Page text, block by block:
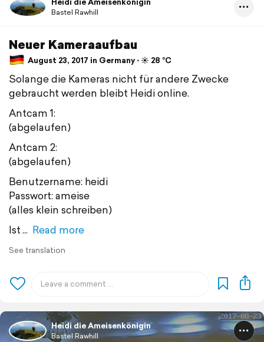
Heidi die Ameisenkönigin
Bastel Rawhill
Neuer Kameraaufbau
August 23, 2017 in Germany ⋅ ☀️ 28 °C
Solange die Kameras nicht für andere Zwecke
gebraucht werden bleibt Heidi online.
Antcam 1:
(abgelaufen)
Antcam 2:
(abgelaufen)
Benutzername: heidi
Passwort: ameise
(alles klein schreiben)
Ist
Read more
See translation
Heidi die Ameisenkönigin
Bastel Rawhill